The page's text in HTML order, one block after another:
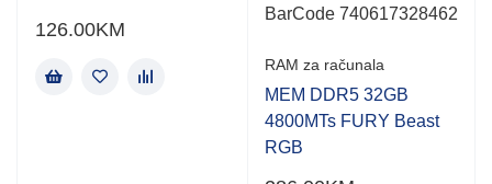
126.00KM
BarCode 740617328462
RAM za računala
MEM DDR5 32GB
4800MTs FURY Beast
RGB